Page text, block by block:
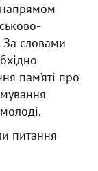
напрямом
За словами
пам’яті про
питання